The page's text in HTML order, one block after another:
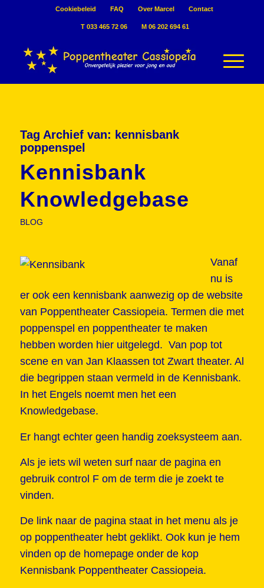
Cookiebeleid FAQ Over Marcel Contact
T 033 465 72 06 M 06 202 694 61
Tag Archief van: kennisbank
poppenspel
Kennisbank
Knowledgebase
BLOG
Vanaf
nu is
er ook een kennisbank aanwezig op de website
van Poppentheater Cassiopeia. Termen die met
poppenspel en poppentheater te maken
hebben worden hier uitgelegd. Van pop tot
scene en van Jan Klaassen tot Zwart theater. Al
die begrippen staan vermeld in de Kennisbank.
In het Engels noemt men het een
Knowledgebase.
Er hangt echter geen handig zoeksysteem aan.
Als je iets wil weten surf naar de pagina en
gebruik control F om de term die je zoekt te
vinden.
De link naar de pagina staat in het menu als je
op poppentheater hebt geklikt. Ook kun je hem
vinden op de homepage onder de kop
Kennisbank Poppentheater Cassiopeia.